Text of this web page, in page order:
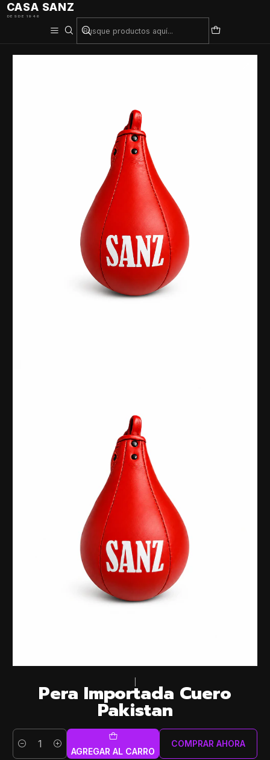
CASA SANZ
DESDE 1946
Inicio Deporte De Contacto Pera Importada Cuero Pakistan
Pera Importada Cuero
Pakistan
Cantidad AGREGAR AL CARRO
COMPRAR AHORA